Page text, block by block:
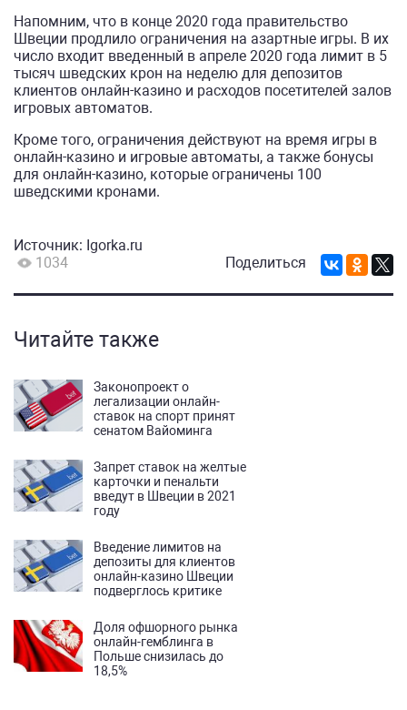
Напомним, что в конце 2020 года правительство
Швеции продлило ограничения на азартные игры. В их
число входит введенный в апреле 2020 года лимит в 5
тысяч шведских крон на неделю для депозитов
клиентов онлайн-казино и расходов посетителей залов
игровых автоматов.
Кроме того, ограничения действуют на время игры в
онлайн-казино и игровые автоматы, а также бонусы
для онлайн-казино, которые ограничены 100
шведскими кронами.
Источник: Igorka.ru
1034
Поделиться
Читайте также
Законопроект о
легализации онлайн-
ставок на спорт принят
сенатом Вайоминга
Запрет ставок на желтые
карточки и пенальти
введут в Швеции в 2021
году
Введение лимитов на
депозиты для клиентов
онлайн-казино Швеции
подверглось критике
Доля офшорного рынка
онлайн-гемблинга в
Польше снизилась до
18,5%